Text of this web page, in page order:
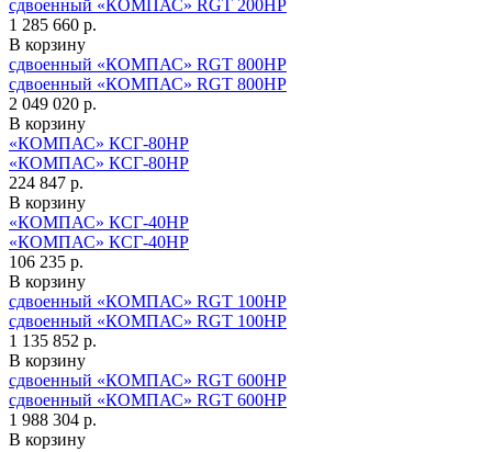
сдвоенный «КОМПАС» RGT 200HP
1 285 660 р.
В корзину
сдвоенный «КОМПАС» RGT 800HP
сдвоенный «КОМПАС» RGT 800HP
2 049 020 р.
В корзину
«КОМПАС» КСГ-80НР
«КОМПАС» КСГ-80НР
224 847 р.
В корзину
«КОМПАС» КСГ-40НР
«КОМПАС» КСГ-40НР
106 235 р.
В корзину
сдвоенный «КОМПАС» RGT 100HP
сдвоенный «КОМПАС» RGT 100HP
1 135 852 р.
В корзину
сдвоенный «КОМПАС» RGT 600HP
сдвоенный «КОМПАС» RGT 600HP
1 988 304 р.
В корзину